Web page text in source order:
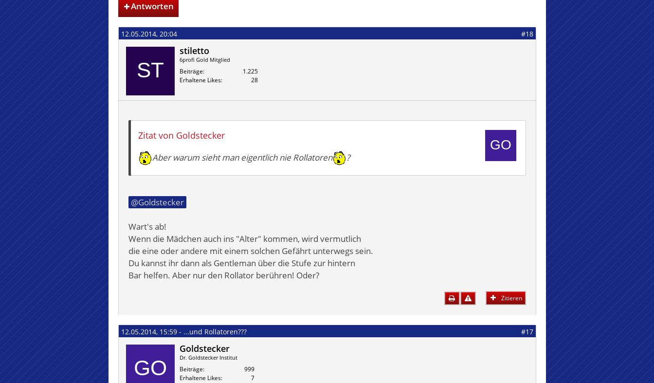
Antworten
12.05.2014, 20:04 #18
stiletto
6profi Gold Mitglied
Beiträge
1.225
Erhaltene Likes
28
Zitat von Goldstecker
Aber warum sieht man eigentlich nie Rollatoren ?
Goldstecker
Wart's ab!
Wenn die Mädchen auch ins "Alter" kommen, wird vermutlich
die eine oder andere mit einem solchen Gefährt unterwegs sein.
Du kannst ihr dann als Gentleman über die Stufe zur hintern
Bar helfen. Aber nur den Rollator berühren! Oder?
Zitieren
12.05.2014, 15:59 - ...und Rollatoren??? #17
Goldstecker
Dr. Goldstecker Institut
Beiträge
999
Erhaltene Likes
7